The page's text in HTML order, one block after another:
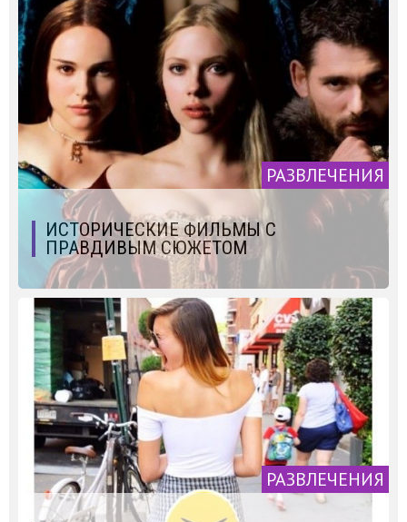
РАЗВЛЕЧЕНИЯ
ИСТОРИЧЕСКИЕ ФИЛЬМЫ С
ПРАВДИВЫМ СЮЖЕТОМ
РАЗВЛЕЧЕНИЯ